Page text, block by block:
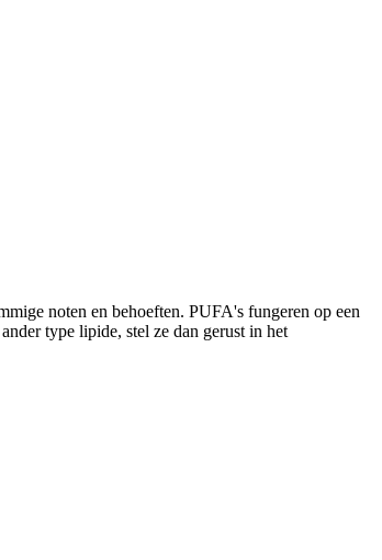
noten en behoeften. PUFA's fungeren op een
type lipide, stel ze dan gerust in het